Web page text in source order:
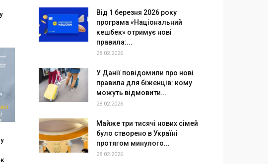
Від 1 березня 2026 року
програма «Національний
кешбек» отримує нові
правила:...
28.02.2026
У Данії повідомили про нові
правила для біженців: кому
можуть відмовити...
28.02.2026
Майже три тисячі нових сімей
було створено в Україні
протягом минулого...
28.02.2026